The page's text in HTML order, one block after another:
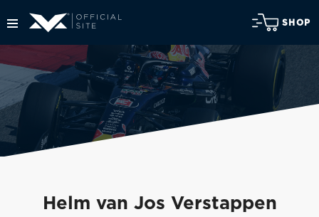
SHOP
Helm van Jos Verstappen